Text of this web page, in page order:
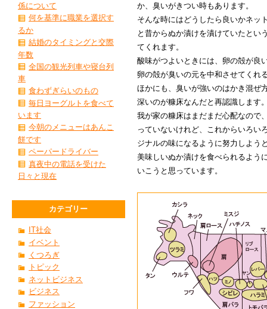
か、臭いがきつい時もあります。
そんな時にはどうしたら良いかネッ
と昔からぬか漬けを漬けていたとい
てくれます。
酸味がつよいときには、卵の殻が良
卵の殻が臭いの元を中和させてくれ
ほかにも、臭いが強いのはかき混ぜ
深いのが糠床なんだと再認識します
我が家の糠床はまだまだ心配なので
っていないけれど、これからいろい
ジナルの味になるように努力しよう
美味しいぬか漬けを食べられるよう
いこうと思っています。
係について
何を基準に職業を選択す
るか
結婚のタイミングと交際
年数
全国の観光列車や寝台列
車
食わずぎらいのもの
毎日ヨーグルトを食べて
います
今朝のメニューはあんこ
餅です
ペーパードライバー
真夜中の電話を受けた
日々と現在
カテゴリー
IT社会
イベント
くつろぎ
トピック
ネットビジネス
ビジネス
ファッション